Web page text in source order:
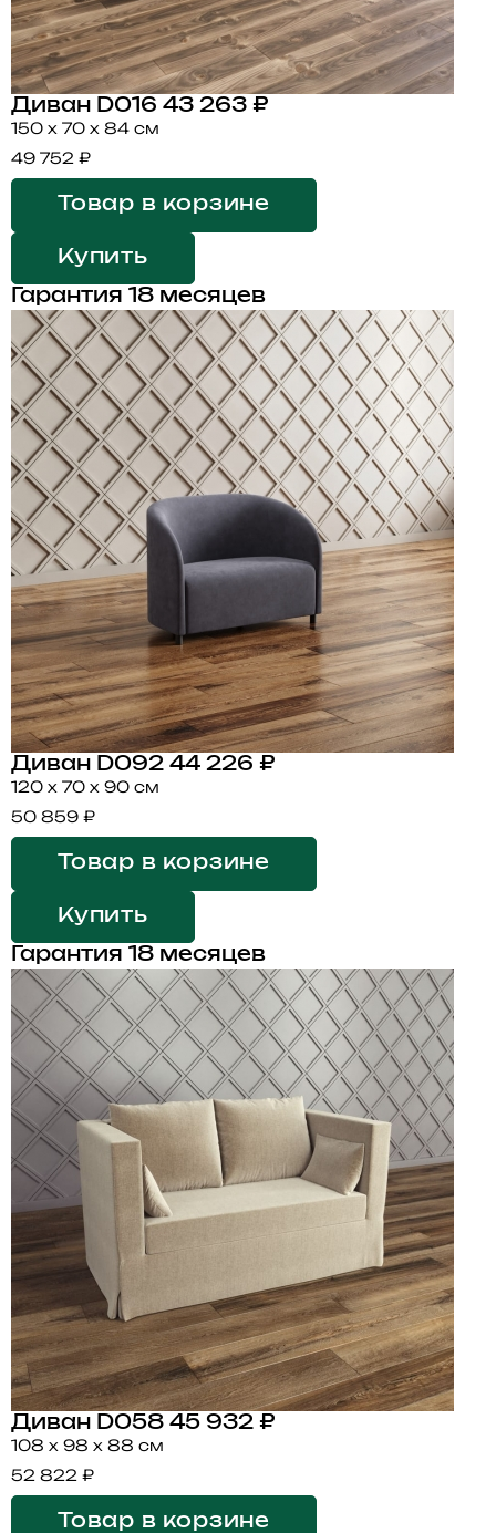
Диван D016 43 263 ₽
150 x 70 x 84 см
49 752 ₽
Товар в корзине
Купить
Гарантия 18 месяцев
Диван D092 44 226 ₽
120 x 70 x 90 см
50 859 ₽
Товар в корзине
Купить
Гарантия 18 месяцев
Диван D058 45 932 ₽
108 x 98 x 88 см
52 822 ₽
Товар в корзине